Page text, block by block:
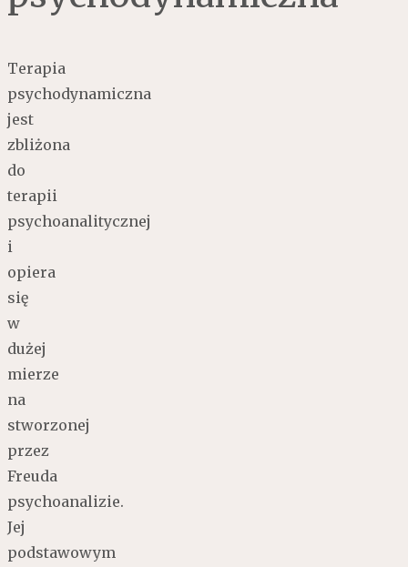
Terapia
psychodynamiczna
jest
zbliżona
do
terapii
psychoanalitycznej
i
opiera
się
w
dużej
mierze
na
stworzonej
przez
Freuda
psychoanalizie.
Jej
podstawowym